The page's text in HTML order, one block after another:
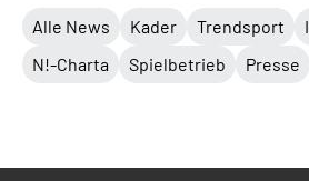
Alle News Kader Trendsport
N!-Charta
Spielbetrieb Presse